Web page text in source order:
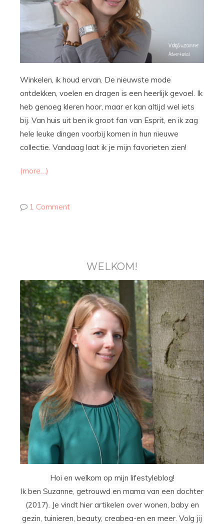
Winkelen, ik houd ervan. De nieuwste mode
ontdekken, voelen en dragen is een heerlijk gevoel. Ik
heb genoeg kleren hoor, maar er kan altijd wel iets
bij. Van huis uit ben ik groot fan van Esprit, en ik zag
hele leuke dingen voorbij komen in hun nieuwe
collectie. Vandaag laat ik je mijn favorieten zien!
(more…)
1 Comment
WELKOM!
Hoi en welkom op mijn lifestyleblog!
Ik ben Suzanne, getrouwd en mama van een dochter
(2017). Je vindt hier artikelen over wonen, baby en
gezin, tuinieren, beauty, creabea-en en meer. Volg jij